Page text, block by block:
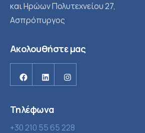
και Ηρώων Πολυτεχνείου 27,
Ασπρόπυργος
Ακολουθήστε μας
FacebookLinkedinInstagram
Τηλέφωνα
+30 210 55 65 228